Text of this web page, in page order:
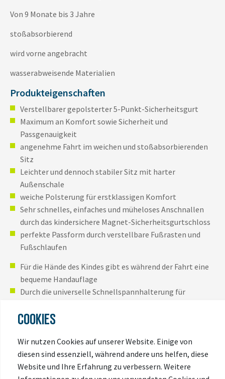
Von 9 Monate bis 3 Jahre
stoßabsorbierend
wird vorne angebracht
wasserabweisende Materialien
Produkteigenschaften
Verstellbarer gepolsterter 5-Punkt-Sicherheitsgurt
Maximum an Komfort sowie Sicherheit und
Passgenauigkeit
angenehme Fahrt im weichen und stoßabsorbierenden
Sitz
Leichter und dennoch stabiler Sitz mit harter
Außenschale
weiche Polsterung für erstklassigen Komfort
Sehr schnelles, einfaches und müheloses Anschnallen
durch das kindersichere Magnet-Sicherheitsgurtschloss
perfekte Passform durch verstellbare Fußrasten und
Fußschlaufen
Für die Hände des Kindes gibt es während der Fahrt eine
bequeme Handauflage
Durch die universelle Schnellspannhalterung für
in Sekundenschnelle anbringen bzw. abnehmen
reinigen und trocken zu halten
Entwickelt und getestet für Kinder ab 9 Monate bis 3
Jahre mit einem Gewicht bis zu 15 kg
COOKIES
Wir nutzen Cookies auf unserer Website. Einige von
diesen sind essenziell, während andere uns helfen, diese
Website und Ihre Erfahrung zu verbessern. Weitere